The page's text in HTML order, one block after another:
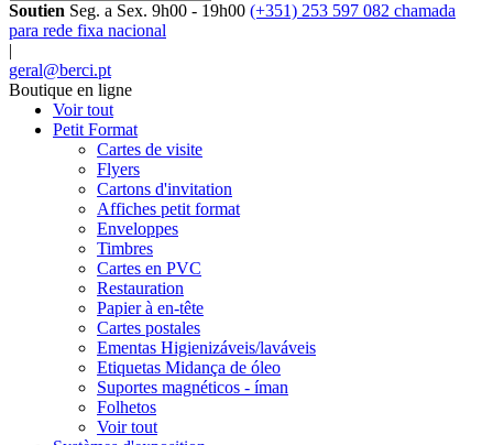
Soutien Seg. a Sex. 9h00 - 19h00 (+351) 253 597 082 chamada
para rede fixa nacional
|
geral@berci.pt
Boutique en ligne
Voir tout
Petit Format
Cartes de visite
Flyers
Cartons d'invitation
Affiches petit format
Enveloppes
Timbres
Cartes en PVC
Restauration
Papier à en-tête
Cartes postales
Ementas Higienizáveis/laváveis
Etiquetas Midança de óleo
Suportes magnéticos - íman
Folhetos
Voir tout